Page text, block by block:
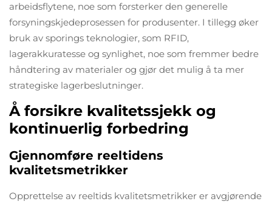
arbeidsflytene, noe som forsterker den generelle
forsyningskjedeprosessen for produsenter. I tillegg øker
bruk av sporings teknologier, som RFID,
lagerakkuratesse og synlighet, noe som fremmer bedre
håndtering av materialer og gjør det mulig å ta mer
strategiske lagerbeslutninger.
Å forsikre kvalitetssjekk og
kontinuerlig forbedring
Gjennomføre reeltidens
kvalitetsmetrikker
Opprettelse av reeltids kvalitetsmetrikker er avgjørende